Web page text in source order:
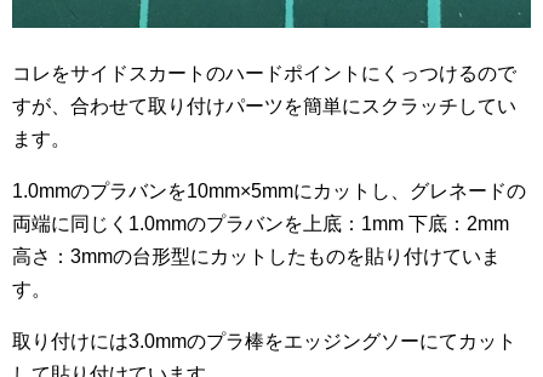
コレをサイドスカートのハードポイントにくっつけるので
すが、合わせて取り付けパーツを簡単にスクラッチしてい
ます。
1.0mmのプラバンを10mm×5mmにカットし、グレネードの
両端に同じく1.0mmのプラバンを上底：1mm 下底：2mm
高さ：3mmの台形型にカットしたものを貼り付けていま
す。
取り付けには3.0mmのプラ棒をエッジングソーにてカット